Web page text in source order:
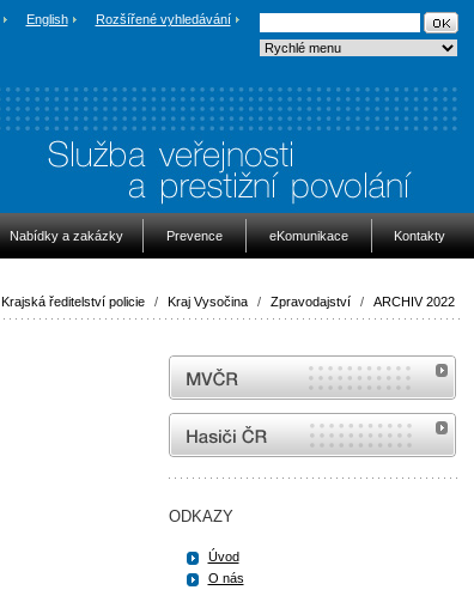
English Rozšířené vyhledávání
Nabídky a zakázky Prevence eKomunikace Kontakty
Krajská ředitelství policie / Kraj Vysočina / Zpravodajství / ARCHIV 2022
MVČR
internetové stránky Hasiči ČR
ODKAZY
Úvod
O nás